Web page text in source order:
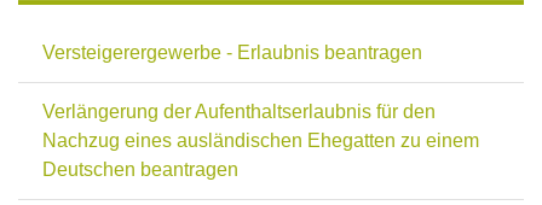
Versteigerergewerbe - Erlaubnis beantragen
Verlängerung der Aufenthaltserlaubnis für den
Nachzug eines ausländischen Ehegatten zu einem
Deutschen beantragen